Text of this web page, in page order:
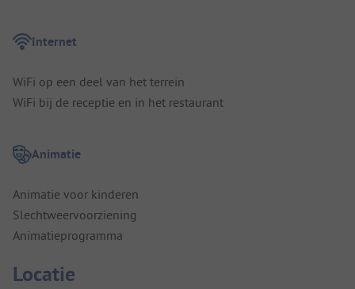
Internet
WiFi op een deel van het terrein
WiFi bij de receptie en in het restaurant
Animatie
Animatie voor kinderen
Slechtweervoorziening
Animatieprogramma
Locatie